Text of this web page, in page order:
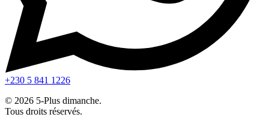
+230 5 841 1226
© 2026 5-Plus dimanche.
Tous droits réservés.